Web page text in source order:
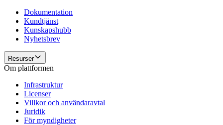
Dokumentation
Kundtjänst
Kunskapshubb
Nyhetsbrev
Resurser
Om plattformen
Infrastruktur
Licenser
Villkor och användaravtal
Juridik
För myndigheter